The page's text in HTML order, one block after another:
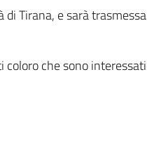
di Tirana, e sarà trasmessa
che sono interessati